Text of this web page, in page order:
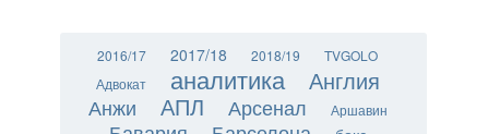
2016/17 2017/18 2018/19
TVGOLO
Адвокат
аналитика Англия
Анжи АПЛ Арсенал Аршавин